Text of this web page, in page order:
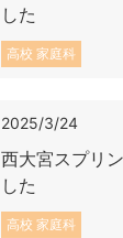
した
高校 家庭科
2025/3/24
西大宮スプリ
した
高校 家庭科